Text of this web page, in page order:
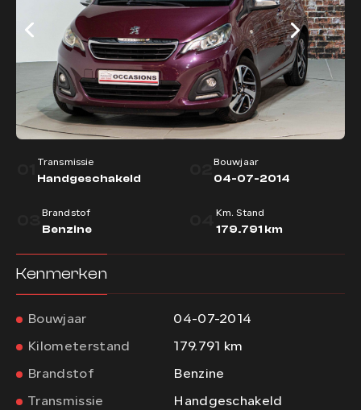
Transmissie
Handgeschakeld
Bouwjaar
04-07-2014
Brandstof
Benzine
Km. Stand
179.791 km
Kenmerken
Bouwjaar 04-07-2014
Kilometerstand 179.791 km
Brandstof Benzine
Transmissie Handgeschakeld